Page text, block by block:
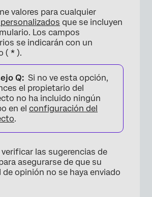
valores para cualquier
que se incluyen
Los campos
se indicarán con un
( * ).
Q: Si no ve esta opción,
el propietario del
no ha incluido ningún
en el configuración del
.
verificar las sugerencias de
asegurarse de que su
opinión no se haya enviado